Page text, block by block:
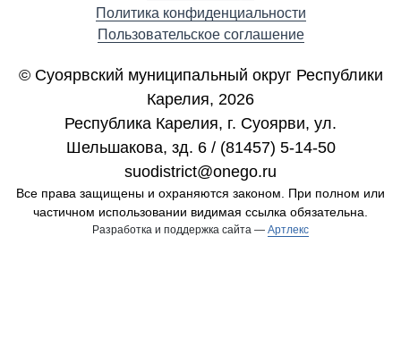
Политика конфиденциальности
Пользовательское соглашение
© Суоярвский муниципальный округ Республики
Карелия, 2026
Республика Карелия, г. Cуоярви, ул.
Шельшакова, зд. 6 / (81457) 5-14-50
suodistrict@onego.ru
Все права защищены и охраняются законом. При полном или
частичном использовании видимая ссылка обязательна.
Разработка и поддержка сайта — Артлекс